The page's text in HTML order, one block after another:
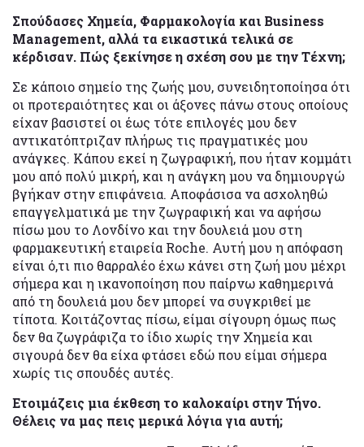
Σπούδασες Χημεία, Φαρμακολογία και Business
Management, αλλά τα εικαστικά τελικά σε
κέρδισαν. Πώς ξεκίνησε η σχέση σου με την Τέχνη;
Σε κάποιο σημείο της ζωής μου, συνειδητοποίησα ότι
οι προτεραιότητες και οι άξονες πάνω στους οποίους
είχαν βασιστεί οι έως τότε επιλογές μου δεν
αντικατόπτριζαν πλήρως τις πραγματικές μου
ανάγκες. Κάπου εκεί η ζωγραφική, που ήταν κομμάτι
μου από πολύ μικρή, και η ανάγκη μου να δημιουργώ
βγήκαν στην επιφάνεια. Αποφάσισα να ασχοληθώ
επαγγελματικά με την ζωγραφική και να αφήσω
πίσω μου το Λονδίνο και την δουλειά μου στη
φαρμακευτική εταιρεία Roche. Αυτή μου η απόφαση
είναι ό,τι πιο θαρραλέο έχω κάνει στη ζωή μου μέχρι
σήμερα και η ικανοποίηση που παίρνω καθημερινά
από τη δουλειά μου δεν μπορεί να συγκριθεί με
τίποτα. Κοιτάζοντας πίσω, είμαι σίγουρη όμως πως
δεν θα ζωγράφιζα το ίδιο χωρίς την Χημεία και
σιγουρά δεν θα είχα φτάσει εδώ που είμαι σήμερα
χωρίς τις σπουδές αυτές.
Ετοιμάζεις μια έκθεση το καλοκαίρι στην Τήνο.
Θέλεις να μας πεις μερικά λόγια για αυτή;